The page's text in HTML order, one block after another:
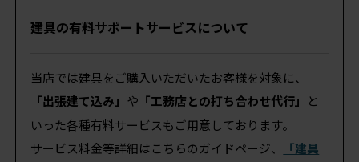
建具の有料サポートサービスについて
当店では建具をご購入いただいたお客様を対象に、
「出張建て込み」 や 「工務店との打ち合わせ代行」
と
いった各種有料サービスもご用意しております。
サービス料金等詳細はこちらのガイドページ、
「建具